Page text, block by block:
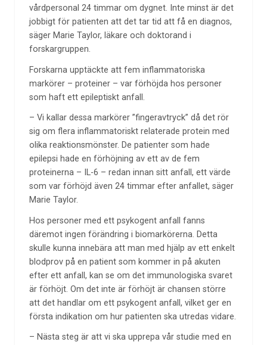
vårdpersonal 24 timmar om dygnet. Inte minst är det
jobbigt för patienten att det tar tid att få en diagnos,
säger Marie Taylor, läkare och doktorand i
forskargruppen.
Forskarna upptäckte att fem inflammatoriska
markörer – proteiner – var förhöjda hos personer
som haft ett epileptiskt anfall.
– Vi kallar dessa markörer ”fingeravtryck” då det rör
sig om flera inflammatoriskt relaterade protein med
olika reaktionsmönster. De patienter som hade
epilepsi hade en förhöjning av ett av de fem
proteinerna – IL-6 – redan innan sitt anfall, ett värde
som var förhöjd även 24 timmar efter anfallet, säger
Marie Taylor.
Hos personer med ett psykogent anfall fanns
däremot ingen förändring i biomarkörerna. Detta
skulle kunna innebära att man med hjälp av ett enkelt
blodprov på en patient som kommer in på akuten
efter ett anfall, kan se om det immunologiska svaret
är förhöjt. Om det inte är förhöjt är chansen större
att det handlar om ett psykogent anfall, vilket ger en
första indikation om hur patienten ska utredas vidare.
– Nästa steg är att vi ska upprepa vår studie med en